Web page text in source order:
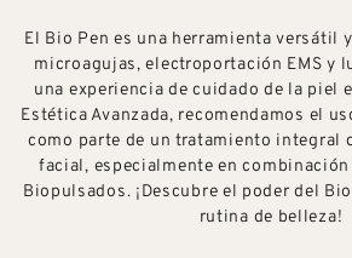
El Bio Pen es una herramienta versátil
microagujas, electroportación EMS y
una experiencia de cuidado de la piel
Estética Avanzada, recomendamos el
como parte de un tratamiento integral
facial, especialmente en
Biopulsados. ¡Descubre el poder del
rutina de belleza!